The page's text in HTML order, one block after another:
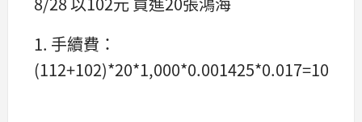
1. 手續費：
(112+102)*20*1,000*0.001425*0.017=103